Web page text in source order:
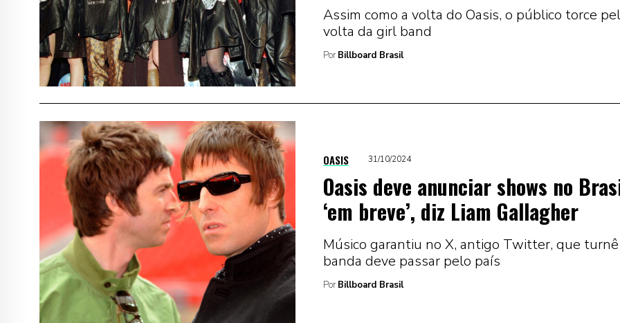
Assim como a volta do Oasis, o público torce
volta da girl band
Por Billboard Brasil
OASIS 31/10/2024
Oasis deve anunciar shows no
‘em breve’, diz Liam Gallagher
Músico garantiu no X, antigo Twitter, que
banda deve passar pelo país
Por Billboard Brasil